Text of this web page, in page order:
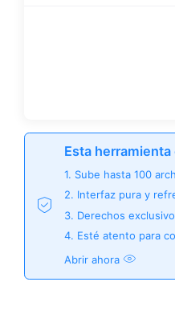
Esta
1. Sube hasta 100
2. Interfaz pura y
3. Derechos
4. Esté atento para
Abrir ahora